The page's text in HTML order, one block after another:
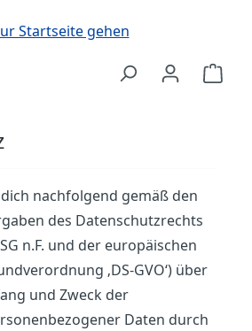
nachfolgend gemäß den
des Datenschutzrechts
n.F. und der europäischen
‚DS-GVO‘) über
und Zweck der
Daten durch